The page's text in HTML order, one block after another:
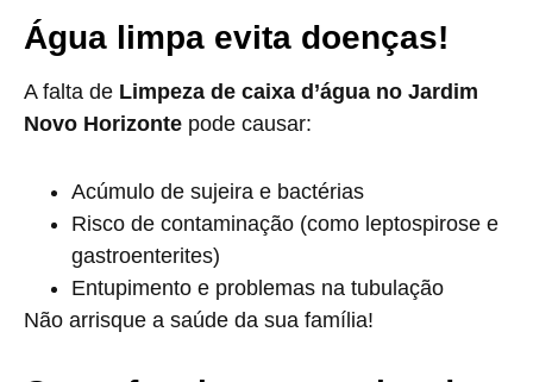
Água limpa evita doenças!
A falta de Limpeza de caixa d’água no Jardim
Novo Horizonte pode causar:
Acúmulo de sujeira e bactérias
Risco de contaminação (como leptospirose e
gastroenterites)
Entupimento e problemas na tubulação
Não arrisque a saúde da sua família!